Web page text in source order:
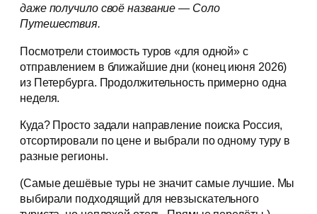
даже получило своё название — Соло
Путешествия.
Посмотрели стоимость туров «для одной» с
отправлением в ближайшие дни (конец июня 2026)
из Петербурга. Продолжительность примерно одна
неделя.
Куда? Просто задали направление поиска Россия,
отсортировали по цене и выбрали по одному туру в
разные регионы.
(Самые дешёвые туры не значит самые лучшие. Мы
выбирали подходящий для невзыскательного